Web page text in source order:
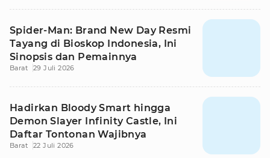
Spider-Man: Brand New Day Resmi
Tayang di Bioskop Indonesia, Ini
Sinopsis dan Pemainnya
Barat 29 Juli 2026
Hadirkan Bloody Smart hingga
Demon Slayer Infinity Castle, Ini
Daftar Tontonan Wajibnya
Barat 22 Juli 2026